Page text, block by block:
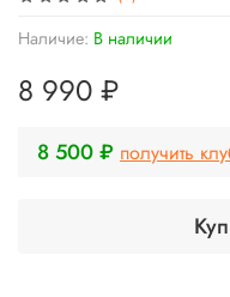
Наличие: В наличии
8 990 ₽
8 500 ₽ получить